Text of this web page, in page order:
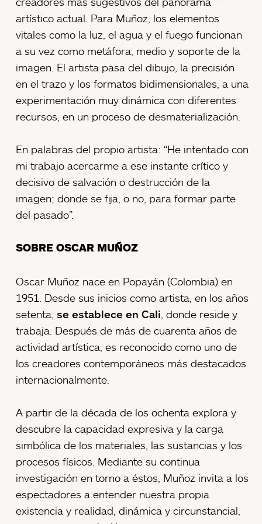
artístico actual. Para Muñoz, los elementos
vitales como la luz, el agua y el fuego funcionan
a su vez como metáfora, medio y soporte de la
imagen. El artista pasa del dibujo, la precisión
en el trazo y los formatos bidimensionales, a una
experimentación muy dinámica con diferentes
recursos, en un proceso de desmaterialización.
En palabras del propio artista: “He intentado con
mi trabajo acercarme a ese instante crítico y
decisivo de salvación o destrucción de la
imagen; donde se fija, o no, para formar parte
del pasado”.
SOBRE OSCAR MUÑOZ
Oscar Muñoz nace en Popayán (Colombia) en
1951. Desde sus inicios como artista, en los años
setenta, se establece en Cali , donde reside y
trabaja. Después de más de cuarenta años de
actividad artística, es reconocido como uno de
los creadores contemporáneos más destacados
internacionalmente.
A partir de la década de los ochenta explora y
descubre la capacidad expresiva y la carga
simbólica de los materiales, las sustancias y los
procesos físicos. Mediante su continua
investigación en torno a éstos, Muñoz invita a los
espectadores a entender nuestra propia
existencia y realidad, dinámica y circunstancial,